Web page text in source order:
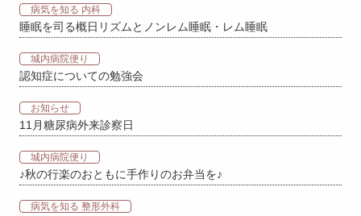
病気を知る 内科
睡眠を司る概日リズムとノンレム睡眠・レム睡眠
城内病院便り
認知症についての勉強会
お知らせ
11月糖尿病外来診察日
城内病院便り
♪秋の行楽のおともに手作りのお弁当を♪
病気を知る 整形外科